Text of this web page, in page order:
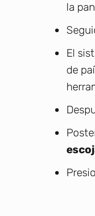
la
El
de